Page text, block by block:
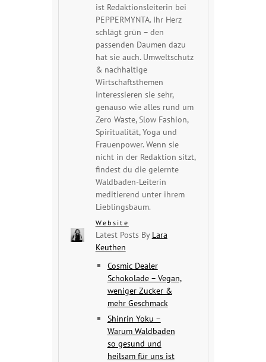
ist Redaktionsleiterin bei
PEPPERMYNTA. Ihr Herz
schlägt grün – den
passenden Daumen dazu
hat sie auch. Umweltschutz
& nachhaltige
Wirtschaftsthemen
interessieren sie sehr,
genauso wie alles rund um
Zero Waste, Slow Fashion,
Spiritualität, Yoga und
Frauenpower. Wenn sie
nicht in der Redaktion sitzt,
findest du die gelernte
Waldbaden-Leiterin
meditierend unter ihrem
Lieblingsbaum.
Website
Latest Posts By Lara
Keuthen
Cosmic Dealer
Schokolade – Vegan,
weniger Zucker &
mehr Geschmack
Shinrin Yoku –
Warum Waldbaden
so gesund und
heilsam für uns ist